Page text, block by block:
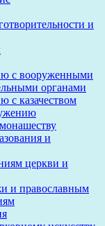
и
с вооруженными
органами
с казачеством
и
церкви и
и православным